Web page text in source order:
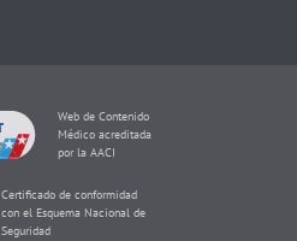
Web de Contenido
Médico acreditada
por la AACI
Certificado de conformidad
con el Esquema Nacional de
Seguridad